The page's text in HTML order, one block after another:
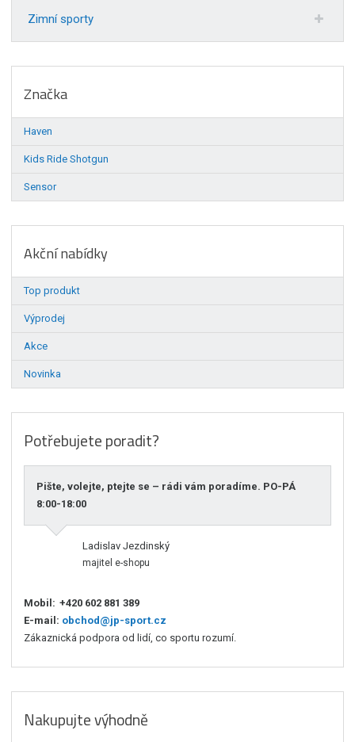
Zimní sporty
Značka
Haven
Kids Ride Shotgun
Sensor
Akční nabídky
Top produkt
Výprodej
Akce
Novinka
Potřebujete poradit?
Pište, volejte, ptejte se – rádi vám poradíme. PO-PÁ
8:00-18:00
Ladislav Jezdinský
majitel e-shopu
Mobil: +420 602 881 389
E-mail: obchod@jp-sport.cz
Zákaznická podpora od lidí, co sportu rozumí.
Nakupujte výhodně